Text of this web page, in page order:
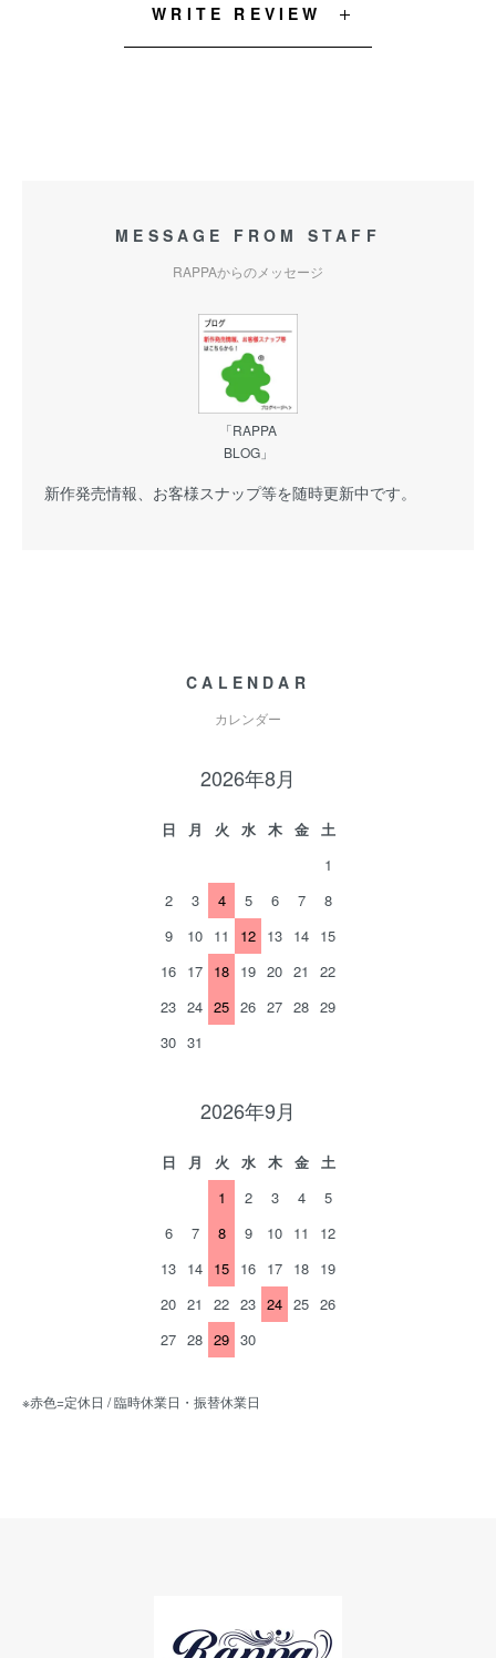
WRITE REVIEW
MESSAGE FROM STAFF
RAPPAからのメッセージ
「RAPPA
BLOG」
新作発売情報、お客様スナップ等を随時更新中です。
CALENDAR
カレンダー
2026年8月
日 月 火 水 木 金
土
1
2
3 4 5 6 7
8
9
10 11 12 13 14 15
16 17 18 19 20 21
22
23 24 25 26 27 28 29
30 31
2026年9月
日 月 火 水 木 金
土
1
2 3 4
5
6
7 8 9 10 11
12
13 14 15 16 17 18 19
20 21 22 23 24 25 26
27 28 29 30
※赤色=定休日 / 臨時休業日・振替休業日